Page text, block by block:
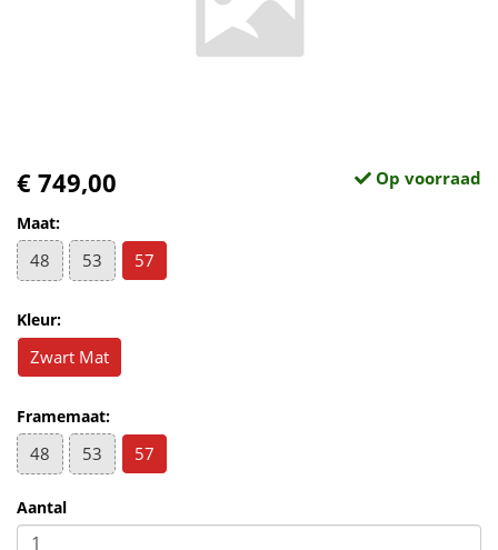
€ 749,00 Op voorraad
Maat:
48 53 57
Kleur:
Zwart Mat
Framemaat:
48 53 57
Aantal